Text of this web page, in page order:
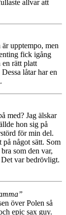
allvar att
upptempo, men
fick igång
rätt platt
låtar har en
med? Jag älskar
hon sig på
för min del.
något sätt. Som
som den var,
var bedrövligt.
över Polen så
epic sax guy.